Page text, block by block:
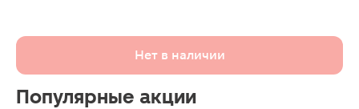
Нет в наличии
Популярные акции